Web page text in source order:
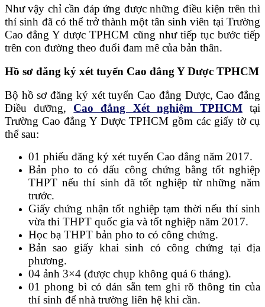
Như vậy chỉ cần đáp ứng được những điều kiện trên thì
thí sinh đã có thể trở thành một tân sinh viên tại Trường
Cao đẳng Y dược TPHCM cũng như tiếp tục bước tiếp
trên con đường theo đuổi đam mê của bản thân.
Hồ sơ đăng ký xét tuyển Cao đẳng Y Dược TPHCM
Bộ hồ sơ đăng ký xét tuyển Cao đẳng Dược, Cao đẳng
Điều dưỡng, Cao đẳng Xét nghiệm TPHCMtại
Trường Cao đẳng Y Dược TPHCM gồm các giấy tờ cụ
thể sau:
01 phiếu đăng ký xét tuyển Cao đẳng năm 2017.
Bản pho to có dấu công chứng bằng tốt nghiệp
THPT nếu thí sinh đã tốt nghiệp từ những năm
trước.
Giấy chứng nhận tốt nghiệp tạm thời nếu thí sinh
vừa thi THPT quốc gia và tốt nghiệp năm 2017.
Học bạ THPT bản pho to có công chứng.
Bản sao giấy khai sinh có công chứng tại địa
phương.
04 ảnh 3×4 (được chụp không quá 6 tháng).
01 phong bì có dán sẵn tem ghi rõ thông tin của
thí sinh để nhà trường liên hệ khi cần.